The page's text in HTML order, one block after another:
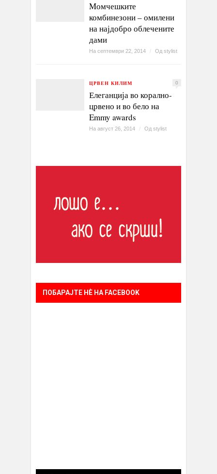
Mомчешките
комбинезони – омилени
на најдобро облечените
дами
На септември 22, 2014 / Од stylist
ЦРВЕН КИЛИМ 0
Елеганција во корално-
црвено и во бело на
Emmy awards
На август 26, 2014 / Од stylist
ПОБАРАЈТЕ НÈ НА FACEBOOK